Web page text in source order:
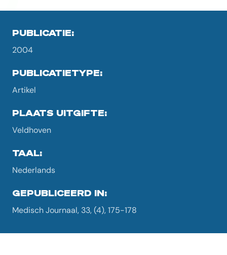
PUBLICATIE:
2004
PUBLICATIETYPE:
Artikel
PLAATS UITGIFTE:
Veldhoven
TAAL:
Nederlands
GEPUBLICEERD IN:
Medisch Journaal, 33, (4), 175-178